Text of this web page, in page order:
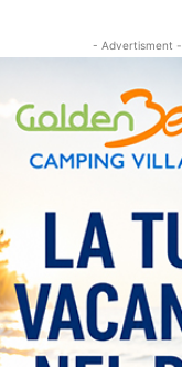
- Advertisment -